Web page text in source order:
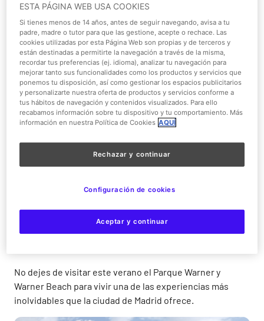
ElParque Warner de Madrid
es uno de los parques
temáticos más impresionantes de Europa. Un lugar que
destaca especialmente por sus espectáculos y
atracciones, muchas de ellas únicas en todo el
continente.
VisitarParque Warner Beach, el mejor parque acuático
de la capital, ubicado en el mismo complejo que el Parque
Warner. Sus dos espectaculares toboganes, Aquaman y
Black Manta, harán las delicias de grandes y pequeños.
Ambos alcanzan los 14 metros de altura y tienen una
longitud de 120 metros para que puedas vivir la aventura
, con su piscina de olas y su espacio con
arena y hamacas ambientado con algunos personajes de
No dejes de visitar este verano el Parque Warner y
Warner Beach para vivir una de las experiencias más
inolvidables que la ciudad de Madrid ofrece.
ESTA PÁGINA WEB USA COOKIES
Si tienes menos de 14 años, antes de seguir navegando, avisa a tu
padre, madre o tutor para que las gestione, acepte o rechace. Las
cookies utilizadas por esta Página Web son propias y de terceros y
están destinadas a permitirte la navegación a través de la misma,
recordar tus preferencias (ej. idioma), analizar tu navegación para
mejorar tanto sus funcionalidades como los productos y servicios que
ponemos tu disposición, así como gestionar los espacios publicitarios
y personalizarte nuestra oferta de productos y servicios conforme a
tus hábitos de navegación y contenidos visualizados. Para ello
recabamos información sobre tu dispositivo y tu comportamiento. Más
información en nuestra Política de Cookies AQUÍ
Rechazar y continuar
Aceptar y continuar
Configuración de cookies